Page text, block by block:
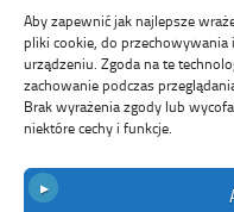
Aby zapewnić jak najlepsze
pliki cookie, do
urządzeniu. Zgoda na te
zachowanie podczas
Brak wyrażenia zgody lub
niektóre cechy i funkcje.
28 29